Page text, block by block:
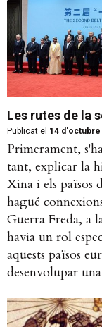
Les rutes de la
Publicat el 14 d'octubre
Primerament,
tant, explicar la
Xina i els països
hagué
Guerra Freda, a
havia un rol
aquests països
desenvolupar